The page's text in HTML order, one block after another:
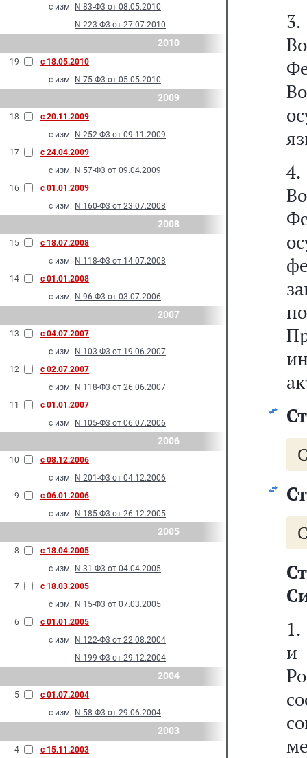
с изм. N 83-Ф3 от 08.05.2010
N 223-Ф3 от 27.07.2010
2010
19
с 18.05.2010
с изм. N 75-Ф3 от 05.05.2010
2009
18
с 20.11.2009
с изм. N 252-Ф3 от 09.11.2009
17
с 24.04.2009
с изм. N 57-Ф3 от 09.04.2009
16
с 01.01.2009
с изм. N 160-Ф3 от 23.07.2008
2008
15
с 18.07.2008
с изм. N 118-Ф3 от 14.07.2008
14
с 01.01.2008
с изм. N 96-Ф3 от 03.07.2006
2007
13
с 04.07.2007
с изм. N 103-Ф3 от 19.06.2007
12
с 02.07.2007
с изм. N 118-Ф3 от 26.06.2007
11
с 01.01.2007
с изм. N 105-Ф3 от 06.07.2006
2006
10
с 08.12.2006
с изм. N 201-Ф3 от 04.12.2006
9
с 06.01.2006
с изм. N 185-Ф3 от 26.12.2005
2005
8
с 18.04.2005
с изм. N 31-Ф3 от 04.04.2005
7
с 18.03.2005
с изм. N 15-Ф3 от 07.03.2005
6
с 01.01.2005
с изм. N 122-Ф3 от 22.08.2004
N 199-Ф3 от 29.12.2004
2004
5
с 01.07.2004
с изм. N 58-Ф3 от 29.06.2004
2003
4
с 15.11.2003
и